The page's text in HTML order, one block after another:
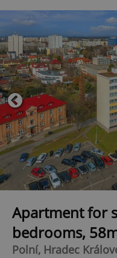
Apartment for
bedrooms,
Polní, Hradec